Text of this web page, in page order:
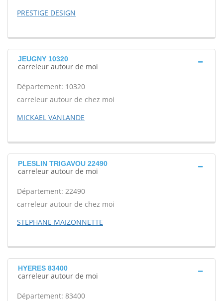
PRESTIGE DESIGN
JEUGNY 10320
carreleur autour de moi
Département: 10320
carreleur autour de chez moi
MICKAEL VANLANDE
PLESLIN TRIGAVOU 22490
carreleur autour de moi
Département: 22490
carreleur autour de chez moi
STEPHANE MAIZONNETTE
HYERES 83400
carreleur autour de moi
Département: 83400